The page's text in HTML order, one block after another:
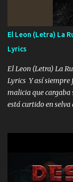
ahí está el Hombre
cualquier problema
FALTA UN
HOMBRE
VIO POR LA
los HERMANOS un
El Leon (Letra) La
Lyrics
El Leon (Letra) La
Lyrics Y así
malicia que cargaba
está curtido en selva
pa más pues hay
otra Música
los lados aquel que